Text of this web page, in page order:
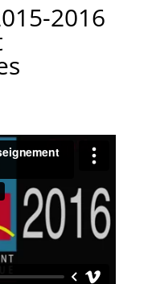
2016